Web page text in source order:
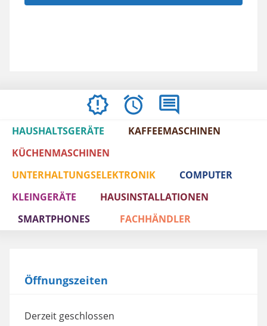
ÖFFNUNGSZEITEN
BEWERTUNGEN
IMPRESSUM
AGBS
HAUSHALTSGERÄTE
KAFFEEMASCHINEN
KÜCHENMASCHINEN
UNTERHALTUNGSELEKTRONIK
COMPUTER
KLEINGERÄTE
HAUSINSTALLATIONEN
SMARTPHONES
FACHHÄNDLER
Öffnungszeiten
Derzeit geschlossen